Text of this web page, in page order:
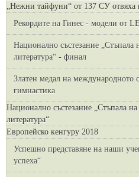
„Нежни тайфуни“ от 137 СУ отвяха
Рекордите на Гинес - модели от
Национално състезание „Стъпала
литература“ - финал
Златен медал на международното
гимнастика
Национално състезание „Стъпала
литература“
Европейско кенгуру 2018
Успешно представяне на наши
успеха“